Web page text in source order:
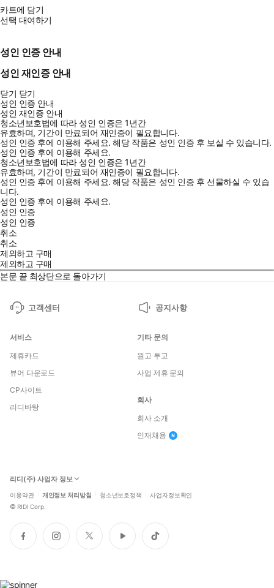
카트에 담기
선택 대여하기
성인 인증 안내
성인 재인증 안내
닫기 닫기
성인 인증 안내
성인 재인증 안내
청소년보호법에 따라 성인 인증은 1년간
유효하며, 기간이 만료되어 재인증이 필요합니다.
성인 인증 후에 이용해 주세요.해당 작품은 성인 인증 후 보실 수 있습니다.
성인 인증 후에 이용해 주세요.
청소년보호법에 따라 성인 인증은 1년간
유효하며, 기간이 만료되어 재인증이 필요합니다.
성인 인증 후에 이용해 주세요.해당 작품은 성인 인증 후 선물하실 수 있습
니다.
성인 인증 후에 이용해 주세요.
성인 인증
성인 인증
취소
취소
제외하고 구매
제외하고 구매
본문 끝 최상단으로 돌아가기
고객센터 공지사항
서비스
제휴카드
뷰어 다운로드
CP사이트
리디바탕
기타 문의
원고 투고
사업 제휴 문의
회사
회사 소개
인재채용
리디(주) 사업자 정보
이용약관 개인정보 처리방침 청소년보호정책 사업자정보확인
© RIDI Corp.
페
이
인
스
트
위
유
튜
틱
톡